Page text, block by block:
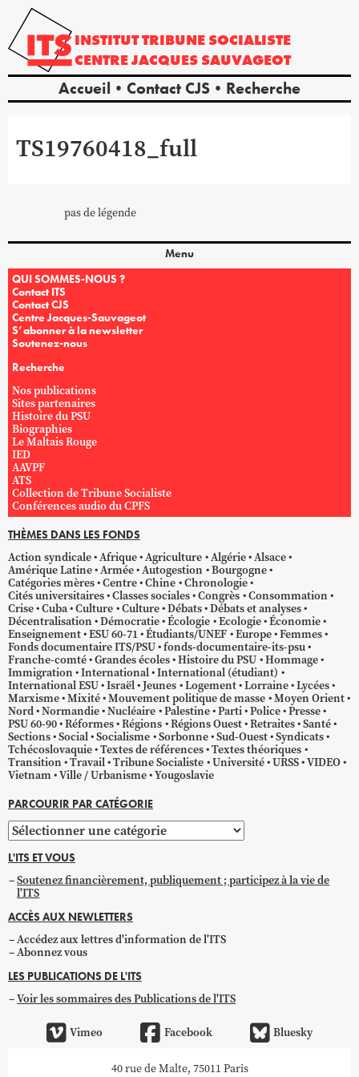
INSTITUTTRIBUNE SOCIALISTE
CENTREJACQUES SAUVAGEOT
Accueil Contact CJS Recherche
TS19760418_full
pas de légende
Menu
QUI SOMMES-NOUS ?
Contact ITS
Contact CJS
Centre Jacques-Sauvageot
S’abonner à la newsletter
Soutenez-nous
Recherche
Nos publications
Sites partenaires
Histoire du PSU
Biographies
Le Maltais Rouge
IED
AAVPF
ATS
Collection de Tribune Socialiste
Conférences audio du CPFS
THÈMES DANS LES FONDS
Action syndicale Afrique Agriculture Algérie Alsace
Amérique Latine Armée Autogestion
Bourgogne
Catégories mères Centre Chine Chronologie
Cités universitaires Classes sociales Congrès Consommation
Crise Cuba Culture Culture Débats Débats et analyses
Décentralisation Démocratie Écologie Ecologie Économie
Enseignement ESU 60-71 Étudiants/UNEF Europe Femmes
Fonds documentaire ITS/PSU fonds-documentaire-its-psu
Franche-comté Grandes écoles Histoire du PSU Hommage
Immigration International International (étudiant)
International ESU Israël Jeunes Logement Lorraine Lycées
Marxisme Mixité Mouvement politique de masse Moyen Orient
Nord Normandie Nucléaire Palestine Parti Police Presse
PSU 60-90 Réformes Régions Régions Ouest Retraites Santé
Sections Social Socialisme Sorbonne Sud-Ouest Syndicats
Tchécoslovaquie Textes de références Textes théoriques
Transition Travail Tribune Socialiste Université URSS VIDEO
Vietnam Ville / Urbanisme Yougoslavie
PARCOURIR PAR CATÉGORIE
Parcourir
par
catégorie
L'ITS ET VOUS
Soutenez financièrement, publiquement ; participez à la vie de
l'ITS
ACCÈS AUX NEWLETTERS
Accédez aux lettres d'information de l'ITS
Abonnez vous
LES PUBLICATIONS DE L'ITS
Voir les sommaires des Publications de l'ITS
Vimeo Facebook Bluesky
40 rue de Malte, 75011 Paris